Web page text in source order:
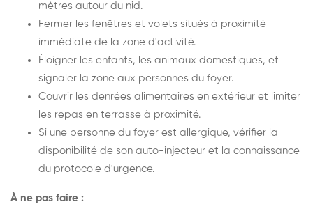
mètres autour du nid.
Fermer les fenêtres et volets situés à proximité
immédiate de la zone d'activité.
Éloigner les enfants, les animaux domestiques, et
signaler la zone aux personnes du foyer.
Couvrir les denrées alimentaires en extérieur et limiter
les repas en terrasse à proximité.
Si une personne du foyer est allergique, vérifier la
disponibilité de son auto-injecteur et la connaissance
du protocole d'urgence.
À ne pas faire :